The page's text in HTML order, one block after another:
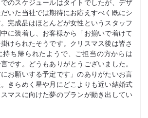
のスケジュールはタイトでしたが、デザ
いた当社では期待にお応えすべく既にシ
完成品はほとんどが女性というスタッフ
に装着し、お客様から「お揃いで着けて
けられたそうです。クリスマス後は皆さ
持ち帰られたようで、ご担当の方からは
です。どうもありがとうございました。
お願いする予定です」のありがたいお言
きらめく星や月にどこよりも近い結婚式
マスに向けた夢のプランが動き出してい